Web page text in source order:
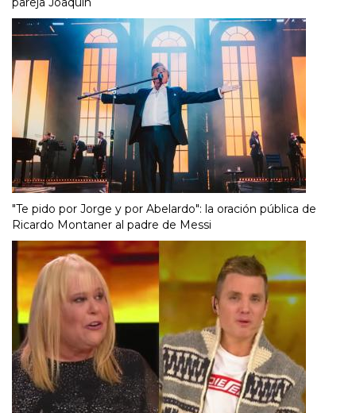
"Te pido por Jorge y por Abelardo": la oración pública de
Ricardo Montaner al padre de Messi